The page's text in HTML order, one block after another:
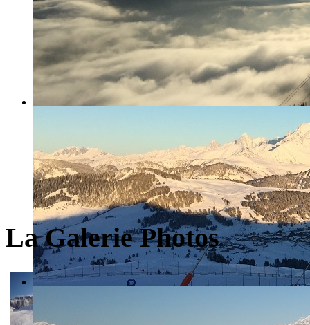
La Galerie Photos